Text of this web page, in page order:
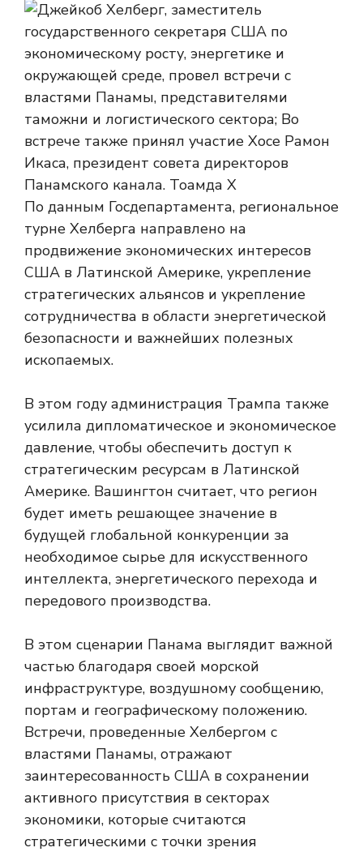
По данным Госдепартамента, региональное
турне Хелберга направлено на
продвижение экономических интересов
США в Латинской Америке, укрепление
стратегических альянсов и укрепление
сотрудничества в области энергетической
безопасности и важнейших полезных
ископаемых.
В этом году администрация Трампа также
усилила дипломатическое и экономическое
давление, чтобы обеспечить доступ к
стратегическим ресурсам в Латинской
Америке. Вашингтон считает, что регион
будет иметь решающее значение в
будущей глобальной конкуренции за
необходимое сырье для искусственного
интеллекта, энергетического перехода и
передового производства.
В этом сценарии Панама выглядит важной
частью благодаря своей морской
инфраструктуре, воздушному сообщению,
портам и географическому положению.
Встречи, проведенные Хелбергом с
властями Панамы, отражают
заинтересованность США в сохранении
активного присутствия в секторах
экономики, которые считаются
стратегическими с точки зрения